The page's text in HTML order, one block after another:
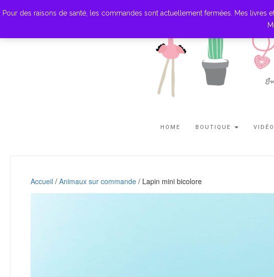
HOME BOUTIQUE
Accueil / Animaux sur commande / Lapin mini bicolore
Pour des raisons de santé, les commandes sont actuellement fermées. Mes